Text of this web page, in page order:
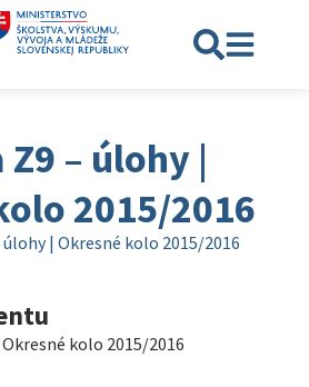
– úlohy |
2015/2016
| Okresné kolo 2015/2016
kolo 2015/2016